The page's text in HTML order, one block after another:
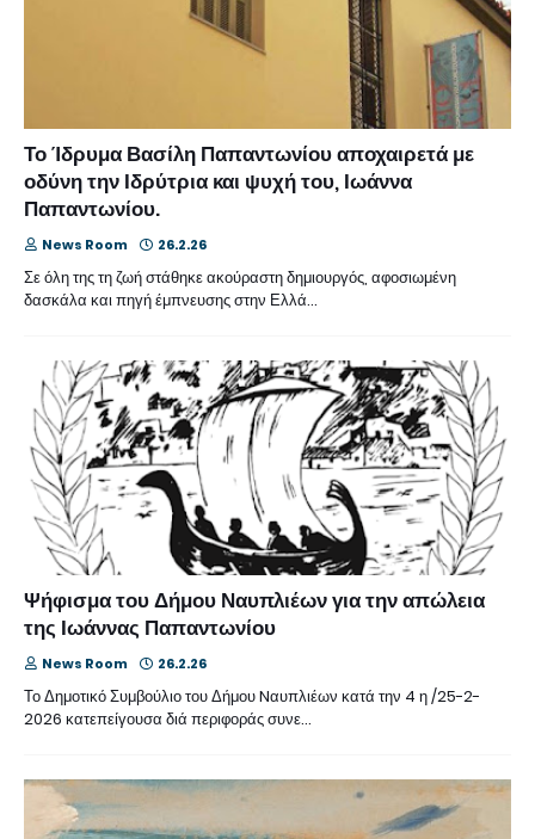
Το Ίδρυμα Βασίλη Παπαντωνίου αποχαιρετά με
οδύνη την Ιδρύτρια και ψυχή του, Ιωάννα
Παπαντωνίου.
News Room 26.2.26
Σε όλη της τη ζωή στάθηκε ακούραστη δημιουργός, αφοσιωμένη
δασκάλα και πηγή έμπνευσης στην Ελλά…
Ψήφισμα του Δήμου Ναυπλιέων για την απώλεια
της Ιωάννας Παπαντωνίου
News Room 26.2.26
Το Δημοτικό Συμβούλιο του Δήμου Nαυπλιέων κατά την 4 η /25-2-
2026 κατεπείγουσα διά περιφοράς συνε…